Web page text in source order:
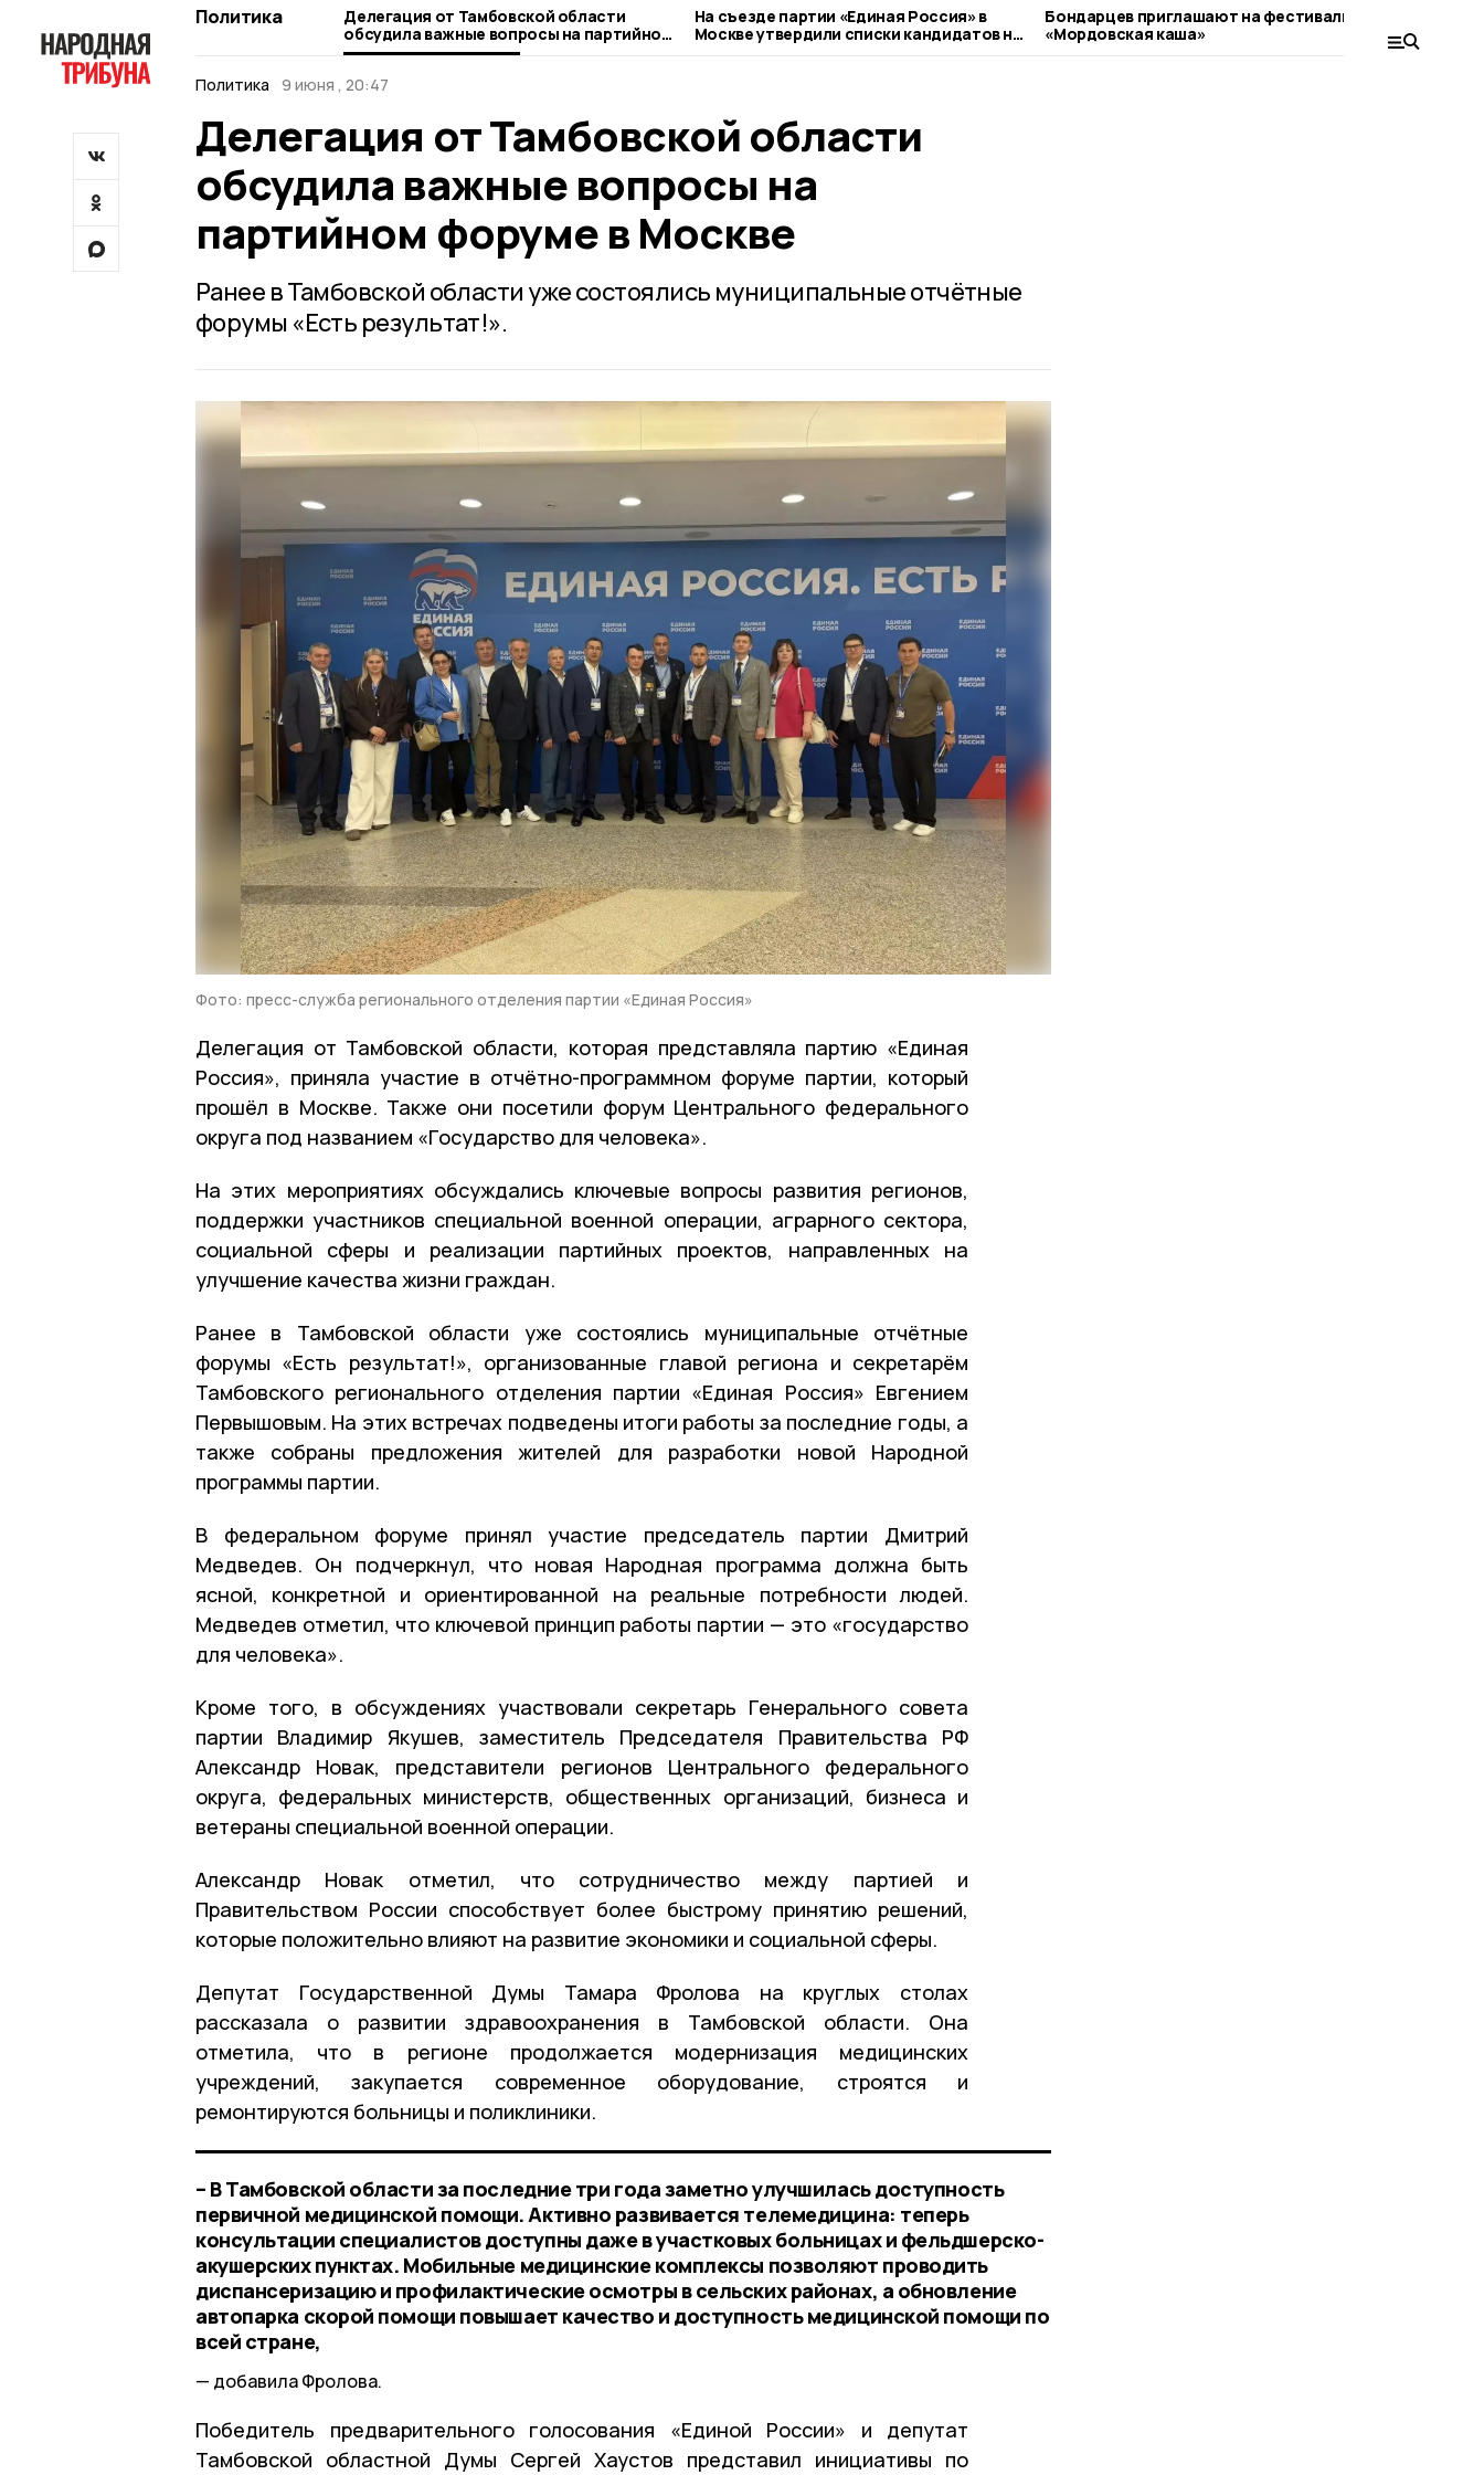
Политика
Делегация от Тамбовской области
обсудила важные вопросы на партийном
форуме в Москве
На съезде партии «Единая Россия» в
Москве утвердили списки кандидатов на
выборы депутатов Госдумы
Бондарцев приглашают на фестиваль
«Мордовская каша»
на
Политика
9 июня , 20:47
Делегация от Тамбовской области
обсудила важные вопросы на
партийном форуме в Москве
Ранее в Тамбовской области уже состоялись муниципальные отчётные
форумы «Есть результат!».
Фото: пресс-служба регионального отделения партии «Единая Россия»
Делегация от Тамбовской области, которая представляла партию «Единая
Россия», приняла участие в отчётно-программном форуме партии, который
прошёл в Москве. Также они посетили форум Центрального федерального
округа под названием «Государство для человека».
На этих мероприятиях обсуждались ключевые вопросы развития регионов,
поддержки участников специальной военной операции, аграрного сектора,
социальной сферы и реализации партийных проектов, направленных на
улучшение качества жизни граждан.
Ранее в Тамбовской области уже состоялись муниципальные отчётные
форумы «Есть результат!», организованные главой региона и секретарём
Тамбовского регионального отделения партии «Единая Россия» Евгением
Первышовым. На этих встречах подведены итоги работы за последние годы, а
также собраны предложения жителей для разработки новой Народной
программы партии.
В федеральном форуме принял участие председатель партии Дмитрий
Медведев. Он подчеркнул, что новая Народная программа должна быть
ясной, конкретной и ориентированной на реальные потребности людей.
Медведев отметил, что ключевой принцип работы партии — это «государство
для человека».
Кроме того, в обсуждениях участвовали секретарь Генерального совета
партии Владимир Якушев, заместитель Председателя Правительства РФ
Александр Новак, представители регионов Центрального федерального
округа, федеральных министерств, общественных организаций, бизнеса и
ветераны специальной военной операции.
Александр Новак отметил, что сотрудничество между партией и
Правительством России способствует более быстрому принятию решений,
которые положительно влияют на развитие экономики и социальной сферы.
Депутат Государственной Думы Тамара Фролова на круглых столах
рассказала о развитии здравоохранения в Тамбовской области. Она
отметила, что в регионе продолжается модернизация медицинских
учреждений, закупается современное оборудование, строятся и
ремонтируются больницы и поликлиники.
– В Тамбовской области за последние три года заметно улучшилась доступность
первичной медицинской помощи. Активно развивается телемедицина: теперь
консультации специалистов доступны даже в участковых больницах и фельдшерско-
акушерских пунктах. Мобильные медицинские комплексы позволяют проводить
диспансеризацию и профилактические осмотры в сельских районах, а обновление
автопарка скорой помощи повышает качество и доступность медицинской помощи по
всей стране,
добавила Фролова.
Победитель предварительного голосования «Единой России» и депутат
Тамбовской областной Думы Сергей Хаустов представил инициативы по